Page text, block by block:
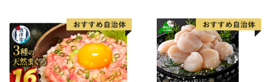
切り身 魚 わけあり